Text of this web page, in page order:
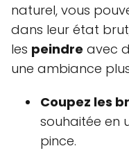
naturel, vous
dans leur état
les peindre avec
une ambiance
Coupez les
souhaitée en
pince.